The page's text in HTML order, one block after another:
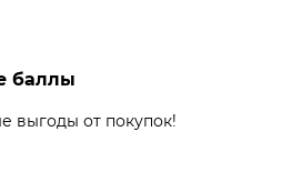
баллы
выгоды от покупок!